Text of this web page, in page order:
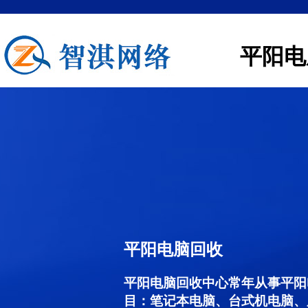
平阳
平阳电脑回收
平阳电脑回收中心常年从事平
目：笔记本电脑、台式机电脑